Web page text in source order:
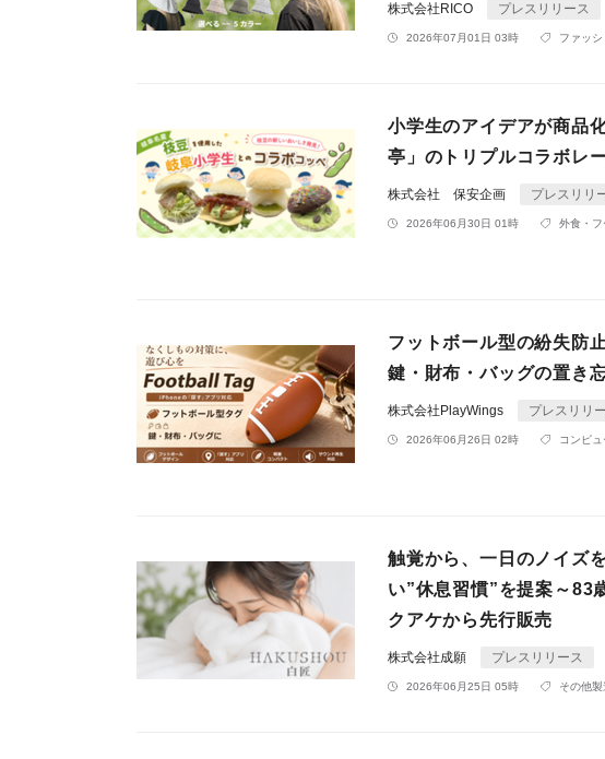
株式会社RICO プレスリリース
2026年07月01日 03時 ファッ
小学生のアイデアが商品
亭」のトリプルコラボレ
株式会社 保安企画 プレスリリ
2026年06月30日 01時 外食・フ
フットボール型の紛失防
鍵・財布・バッグの置き
株式会社PlayWings プレスリリ
2026年06月26日 02時 コンピ
触覚から、一日のノイズ
い”休息習慣”を提案～83
クアケから先行販売
株式会社成願 プレスリリース
2026年06月25日 05時 その他製